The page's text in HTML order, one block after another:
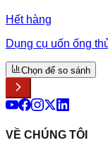
Hết hàng
Dụng cụ uốn ống
Chọn để so sánh
VỀ CHÚNG TÔI